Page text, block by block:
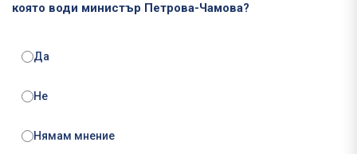
която води министър Петрова-Чамова?
Да
Не
Нямам мнение